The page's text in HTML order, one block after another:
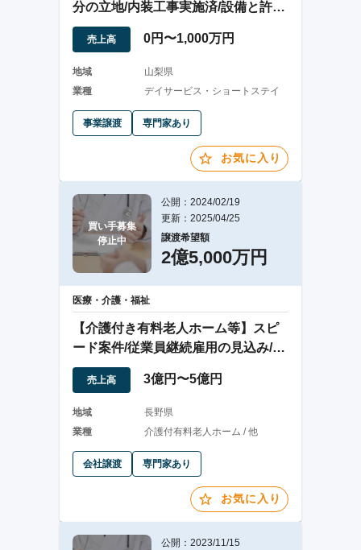
分の立地/内装工事実施済/設備と許認
可の譲渡
売上高 0円〜1,000万円
地域
山梨県
業種
デイサービス・ショートステイ
事業譲渡 専門家あり
お気に入り
買い手募集
停止中
公開：2024/02/19
更新：2025/04/25
譲渡希望額
2億5,000万円
医療・介護・福祉
【介護付き有料老人ホーム等】スピ
ード案件/従業員継続雇用の見込み/増
収増益見込み
売上高 3億円〜5億円
地域
長野県
業種
介護付有料老人ホーム / 他
会社譲渡 専門家あり
お気に入り
公開：2023/11/15